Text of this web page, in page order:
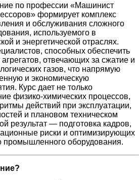
по профессии «Машинист
формирует комплекс
и обслуживания сложного
используемого в
и энергетической отраслях.
способных обеспечить
отвечающих за сжатие и
газов, что напрямую
и экономическую
Курс дает не только
физико-химических процессов,
действий при эксплуатации,
и плановом техническом
результат — подготовка кадров,
риски и оптимизирующих
промышленного оборудования.